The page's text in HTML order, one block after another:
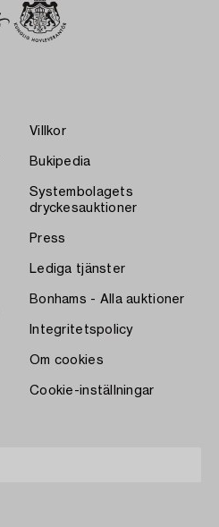
Villkor
Bukipedia
Systembolagets
dryckesauktioner
Press
Lediga tjänster
Bonhams - Alla auktioner
Integritetspolicy
Om cookies
Cookie-inställningar